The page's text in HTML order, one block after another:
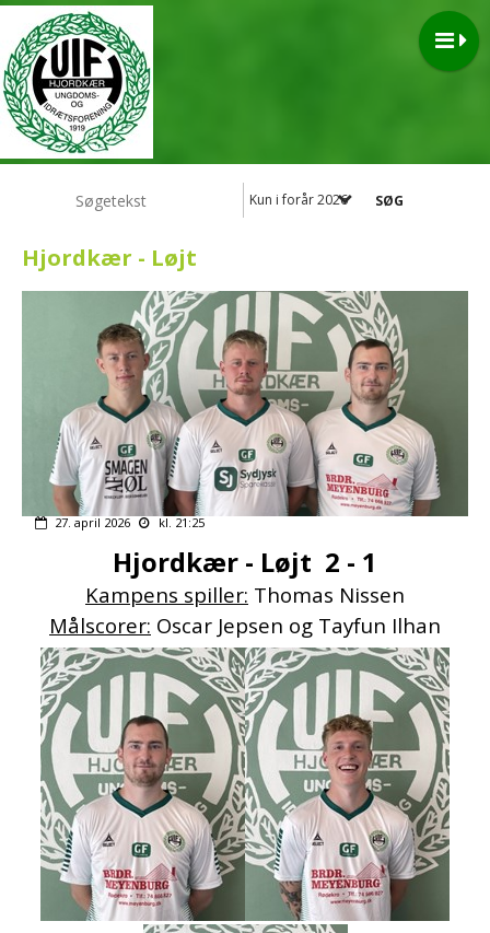
Kun i forår 2026
Hjordkær - Løjt
27. april 2026 kl. 21:25
Hjordkær - Løjt 2 - 1
Kampens spiller: Thomas Nissen
Målscorer: Oscar Jepsen og Tayfun Ilhan